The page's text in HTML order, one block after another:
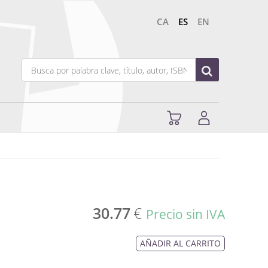
CA ES EN
30.77€ Precio sin IVA
AÑADIR AL CARRITO